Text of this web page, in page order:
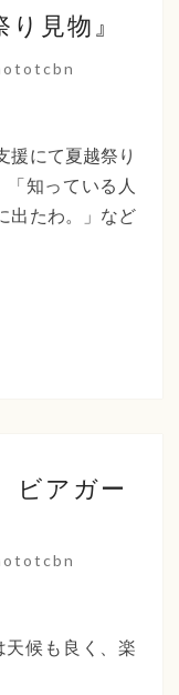
見物』
にて夏越祭り
「知っている人
出たわ。」など
読む
ビアガー
天候も良く、楽